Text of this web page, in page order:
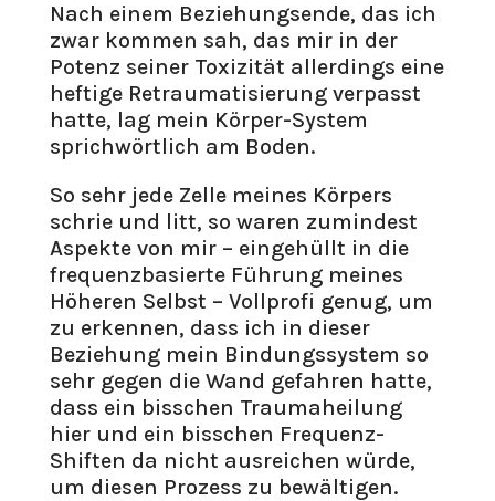
Nach einem Beziehungsende, das ich
zwar kommen sah, das mir in der
Potenz seiner Toxizität allerdings eine
heftige Retraumatisierung verpasst
hatte, lag mein Körper-System
sprichwörtlich am Boden.
So sehr jede Zelle meines Körpers
schrie und litt, so waren zumindest
Aspekte von mir – eingehüllt in die
frequenzbasierte Führung meines
Höheren Selbst – Vollprofi genug, um
zu erkennen, dass ich in dieser
Beziehung mein Bindungssystem so
sehr gegen die Wand gefahren hatte,
dass ein bisschen Traumaheilung
hier und ein bisschen Frequenz-
Shiften da nicht ausreichen würde,
um diesen Prozess zu bewältigen.